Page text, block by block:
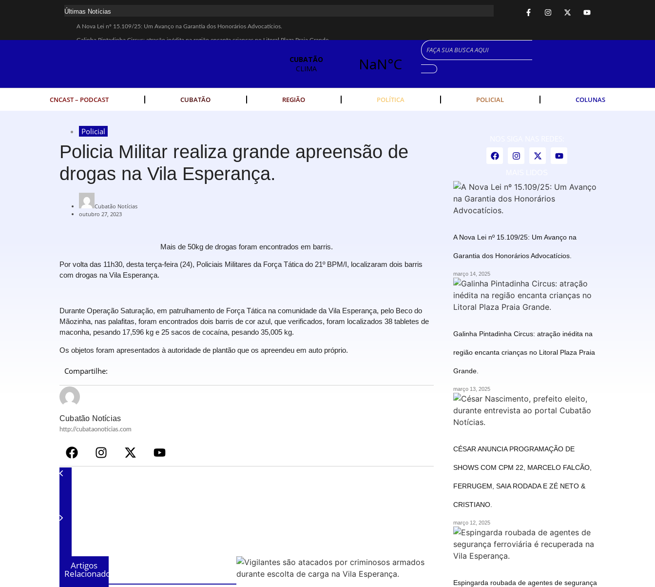
Últimas Notícias
A Nova Lei nº 15.109/25: Um Avanço na Garantia dos Honorários Advocatícios.
Galinha Pintadinha Circus: atração inédita na região encanta crianças no Litoral Plaza Praia Grande.
CÉSAR ANUNCIA PROGRAMAÇÃO DE SHOWS COM CPM 22, MARCELO FALCÃO, FERRUGEM, SAIA RODADA E ZÉ NETO & CRISTIANO.
Espingarda roubada de agentes de segurança ferroviária é recuperada na Vila Esperança.
Coluna PLP Cubatão: um debate essencial para as mulheres cubatenses.
César assina decreto que institui gratuidade do transporte público no Carnaval
Celular do cantor Netinho de Paula é encontrado em linha férrea na Vila Esperança
CNCAST – PODCAST CUBATÃO REGIÃO POLÍTICA POLICIAL COLUNAS
Policial
Policia Militar realiza grande apreensão de
drogas na Vila Esperança.
Cubatão Notícias
outubro 27, 2023
Mais de 50kg de drogas foram encontrados em barris.
Por volta das 11h30, desta terça-feira (24), Policiais Militares da Força Tática do 21º BPM/I, localizaram dois barris
com drogas na Vila Esperança.
Durante Operação Saturação, em patrulhamento de Força Tática na comunidade da Vila Esperança, pelo Beco do
Mãozinha, nas palafitas, foram encontrados dois barris de cor azul, que verificados, foram localizados 38 tabletes de
maconha, pesando 17,596 kg e 25 sacos de cocaína, pesando 35,005 kg.
Os objetos foram apresentados à autoridade de plantão que os apreendeu em auto próprio.
Compartilhe:
Cubatão Notícias
http://cubataonoticias.com
Artigos
Relacionados
A Nova Lei nº 15.109/25: Um Avanço na
Garantia dos Honorários Advocatícios.
março 14, 2025
Galinha Pintadinha Circus: atração inédita na
região encanta crianças no Litoral Plaza Praia
Grande.
março 13, 2025
CÉSAR ANUNCIA PROGRAMAÇÃO DE
SHOWS COM CPM 22, MARCELO FALCÃO,
FERRUGEM, SAIA RODADA E ZÉ NETO &
CRISTIANO.
março 12, 2025
Espingarda roubada de agentes de segurança